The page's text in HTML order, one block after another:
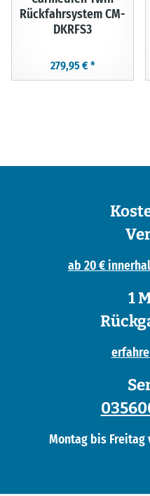
Rückfahrsystem CM-
DKRFS3
279,95 € *
ab 20 €
1
Montag bis Freitag